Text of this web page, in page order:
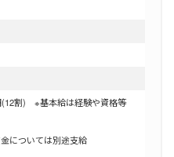
(12割) ※基本給は経験や資格等
金については別途支給